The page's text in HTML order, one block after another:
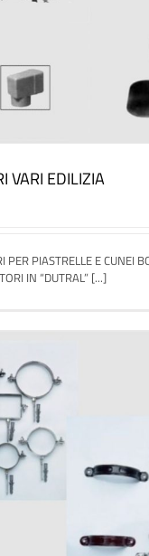
VARI EDILIZIA
PER PIASTRELLE E CUNEI
IN “DUTRAL” [...]